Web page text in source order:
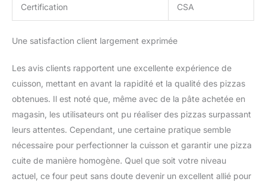
Certification CSA
Une satisfaction client largement exprimée
Les avis clients rapportent une excellente expérience de
cuisson, mettant en avant la rapidité et la qualité des pizzas
obtenues. Il est noté que, même avec de la pâte achetée en
magasin, les utilisateurs ont pu réaliser des pizzas surpassant
leurs attentes. Cependant, une certaine pratique semble
nécessaire pour perfectionner la cuisson et garantir une pizza
cuite de manière homogène. Quel que soit votre niveau
actuel, ce four peut sans doute devenir un excellent allié pour